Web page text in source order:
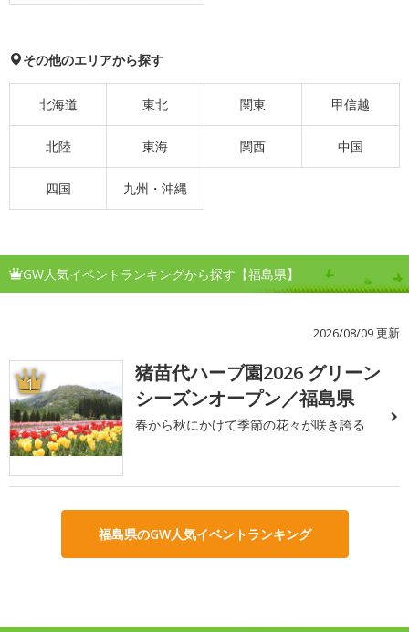
その他のエリアから探す
北海道 東北 関東 甲信越
北陸 東海 関西 中国
四国 九州・沖縄
GW人気イベントランキングから探す【福島県】
2026/08/09 更新
1
猪苗代ハーブ園2026 グリーン
シーズンオープン／福島県
春から秋にかけて季節の花々が咲き誇る
福島県のGW人気イベントランキング